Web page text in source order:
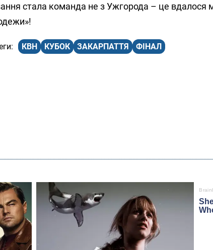
стала команда не з Ужгорода – це вдалося
КВН КУБОК ЗАКАРПАТТЯ ФІНАЛ